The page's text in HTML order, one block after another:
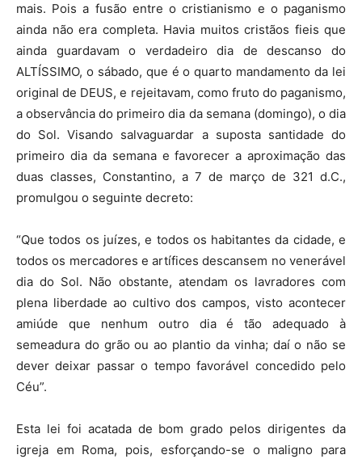
mais. Pois a fusão entre o cristianismo e o paganismo
ainda não era completa. Havia muitos cristãos fieis que
ainda guardavam o verdadeiro dia de descanso do
ALTÍSSIMO, o sábado, que é o quarto mandamento da lei
original de DEUS, e rejeitavam, como fruto do paganismo,
a observância do primeiro dia da semana (domingo), o dia
do Sol. Visando salvaguardar a suposta santidade do
primeiro dia da semana e favorecer a aproximação das
duas classes, Constantino, a 7 de março de 321 d.C.,
promulgou o seguinte decreto:
“Que todos os juízes, e todos os habitantes da cidade, e
todos os mercadores e artífices descansem no venerável
dia do Sol. Não obstante, atendam os lavradores com
plena liberdade ao cultivo dos campos, visto acontecer
amiúde que nenhum outro dia é tão adequado à
semeadura do grão ou ao plantio da vinha; daí o não se
dever deixar passar o tempo favorável concedido pelo
Céu”.
Esta lei foi acatada de bom grado pelos dirigentes da
igreja em Roma, pois, esforçando-se o maligno para